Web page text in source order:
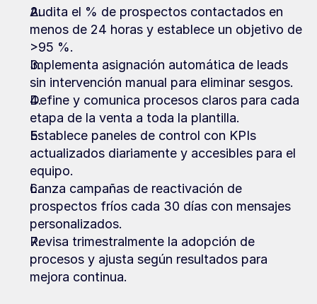
Audita el % de prospectos contactados en
menos de 24 horas y establece un objetivo de
>95 %.
Implementa asignación automática de leads
sin intervención manual para eliminar sesgos.
Define y comunica procesos claros para cada
etapa de la venta a toda la plantilla.
Establece paneles de control con KPIs
actualizados diariamente y accesibles para el
equipo.
Lanza campañas de reactivación de
prospectos fríos cada 30 días con mensajes
personalizados.
Revisa trimestralmente la adopción de
procesos y ajusta según resultados para
mejora continua.